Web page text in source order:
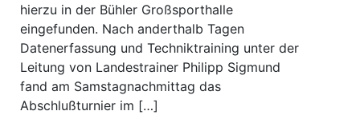
hierzu in der Bühler Großsporthalle
eingefunden. Nach anderthalb Tagen
Datenerfassung und Techniktraining unter der
Leitung von Landestrainer Philipp Sigmund
fand am Samstagnachmittag das
Abschlußturnier im […]